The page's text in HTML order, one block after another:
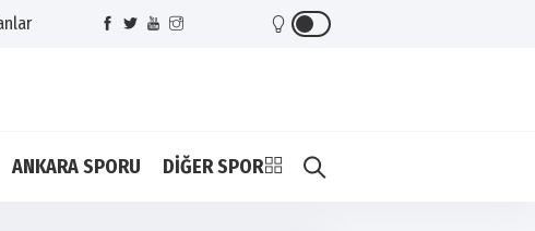
ANKARA SPORU DİĞER SPOR